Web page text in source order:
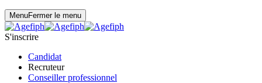
MenuFermer le menu
S'inscrire
Candidat
Recruteur
Conseiller professionnel